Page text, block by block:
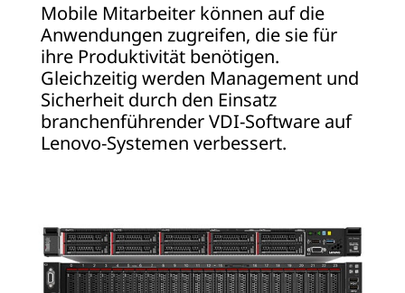
Mobile Mitarbeiter können auf die
Anwendungen zugreifen, die sie für
ihre Produktivität benötigen.
Gleichzeitig werden Management und
Sicherheit durch den Einsatz
branchenführender VDI-Software auf
Lenovo-Systemen verbessert.